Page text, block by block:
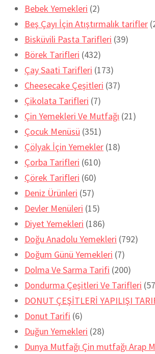
Bebek Yemekleri (2)
Beş Çayı İçin Atıştırmalık tarifler
Bisküvili Pasta Tarifleri (39)
Börek Tarifleri (432)
Çay Saati Tarifleri (173)
Cheesecake Çeşitleri (37)
Çikolata Tarifleri (7)
Çin Yemekleri Ve Mutfağı (21)
Çocuk Menüsü (351)
Çölyak İçin Yemekler (18)
Çorba Tarifleri (610)
Çörek Tarifleri (60)
Deniz Ürünleri (57)
Devler Menüleri (15)
Diyet Yemekleri (186)
Doğu Anadolu Yemekleri (792)
Doğum Günü Yemekleri (7)
Dolma Ve Sarma Tarifi (200)
Dondurma Çeşitleri Ve Tarifleri
DONUT ÇEŞİTLERİ YAPILIŞI
Donut Tarifi (6)
Duğun Yemekleri (28)
Dunya Mutfağı Çin mutfağı Arap